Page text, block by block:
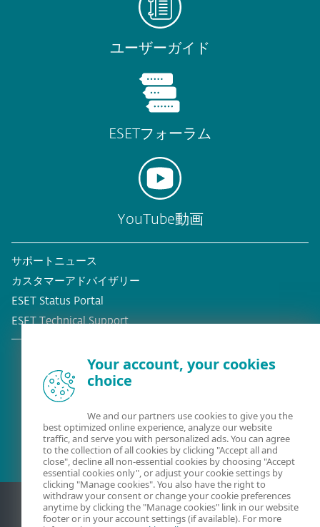
ユーザーガイド
ESETフォーラム
YouTube動画
サポートニュース
カスタマーアドバイザリー
ESET Status Portal
ESET Technical Support
既存の顧客？
Your account, your cookies
choice
We and our partners use cookies to give you the
best optimized online experience, analyze our website
traffic, and serve you with personalized ads. You can agree
to the collection of all cookies by clicking "Accept all and
close", decline all non-essential cookies by choosing "Accept
essential cookies only", or adjust your cookie settings by
clicking "Manage cookies". You also have the right to
withdraw your consent or change your cookie preferences
anytime by clicking the "Manage cookies" link in our website
footer or in your account settings (if available). For more